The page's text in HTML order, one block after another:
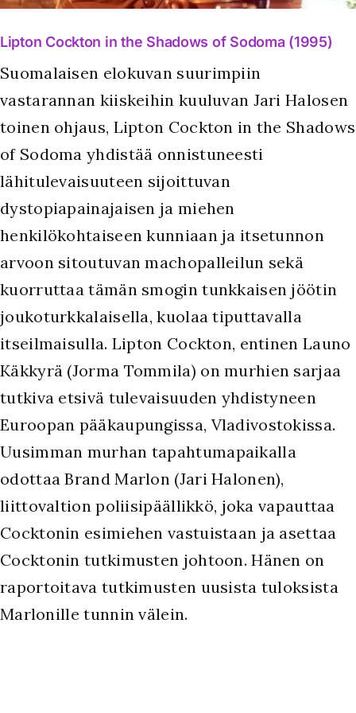
Lipton Cockton in the Shadows of Sodoma (1995)
Suomalaisen elokuvan suurimpiin
vastarannan kiiskeihin kuuluvan Jari Halosen
toinen ohjaus, Lipton Cockton in the Shadows
of Sodoma yhdistää onnistuneesti
lähitulevaisuuteen sijoittuvan
dystopiapainajaisen ja miehen
henkilökohtaiseen kunniaan ja itsetunnon
arvoon sitoutuvan machopalleilun sekä
kuorruttaa tämän smogin tunkkaisen jöötin
joukoturkkalaisella, kuolaa tiputtavalla
itseilmaisulla. Lipton Cockton, entinen Launo
Käkkyrä (Jorma Tommila) on murhien sarjaa
tutkiva etsivä tulevaisuuden yhdistyneen
Euroopan pääkaupungissa, Vladivostokissa.
Uusimman murhan tapahtumapaikalla
odottaa Brand Marlon (Jari Halonen),
liittovaltion poliisipäällikkö, joka vapauttaa
Cocktonin esimiehen vastuistaan ja asettaa
Cocktonin tutkimusten johtoon. Hänen on
raportoitava tutkimusten uusista tuloksista
Marlonille tunnin välein.